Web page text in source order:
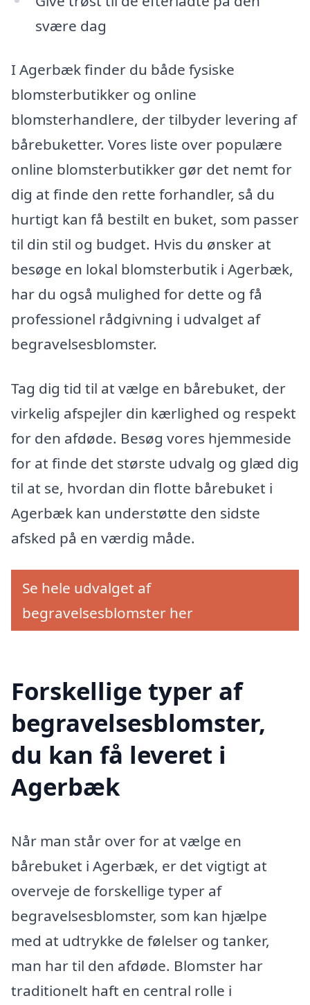
svære dag
I Agerbæk finder du både fysiske
blomsterbutikker og online
blomsterhandlere, der tilbyder levering af
bårebuketter. Vores liste over populære
online blomsterbutikker gør det nemt for
dig at finde den rette forhandler, så du
hurtigt kan få bestilt en buket, som passer
til din stil og budget. Hvis du ønsker at
besøge en lokal blomsterbutik i Agerbæk,
har du også mulighed for dette og få
professionel rådgivning i udvalget af
begravelsesblomster.
Tag dig tid til at vælge en bårebuket, der
virkelig afspejler din kærlighed og respekt
for den afdøde. Besøg vores hjemmeside
for at finde det største udvalg og glæd dig
til at se, hvordan din flotte bårebuket i
Agerbæk kan understøtte den sidste
afsked på en værdig måde.
Se hele udvalget af
begravelsesblomster her
Forskellige typer af
begravelsesblomster,
du kan få leveret i
Agerbæk
Når man står over for at vælge en
bårebuket i Agerbæk, er det vigtigt at
overveje de forskellige typer af
begravelsesblomster, som kan hjælpe
med at udtrykke de følelser og tanker,
man har til den afdøde. Blomster har
traditionelt haft en central rolle i